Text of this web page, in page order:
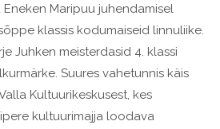
Maripuu juhendamisel
klassis kodumaiseid linnuliike.
Juhken meisterdasid 4. klassi
Suures vahetunnis käis
Kultuurikeskusest, kes
kultuurimajja loodava